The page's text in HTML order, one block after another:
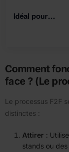
Idéal pour…
Comment
face ? (Le
Le processus F2F
distinctes :
Attirer :
stands ou